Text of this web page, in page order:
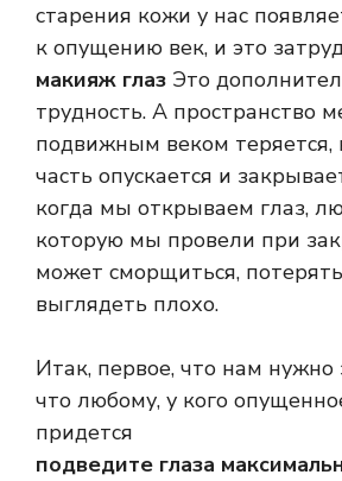
старения кожи у нас
к опущению век, и это
макияж глаз Это
трудность. А пространство
подвижным веком теряется,
часть опускается и
когда мы открываем глаз,
которую мы провели при
может сморщиться,
выглядеть плохо.
Итак, первое, что нам нужно
что любому, у кого
придется
подведите глаза